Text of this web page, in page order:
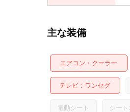
主な装備
エアコン・クーラー
テレビ ワンセグ
電動シート シー